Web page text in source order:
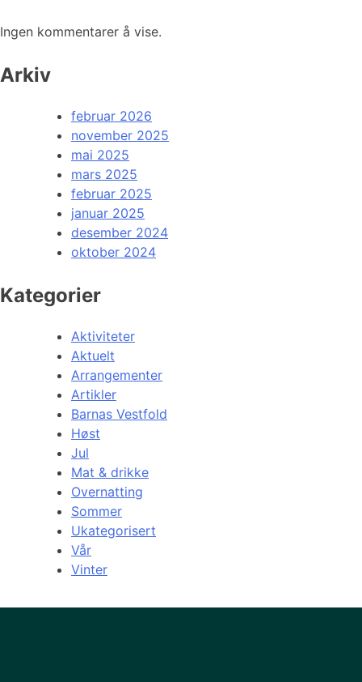
Ingen kommentarer å vise.
Arkiv
februar 2026
november 2025
mai 2025
mars 2025
februar 2025
januar 2025
desember 2024
oktober 2024
Kategorier
Aktiviteter
Aktuelt
Arrangementer
Artikler
Barnas Vestfold
Høst
Jul
Mat & drikke
Overnatting
Sommer
Ukategorisert
Vår
Vinter